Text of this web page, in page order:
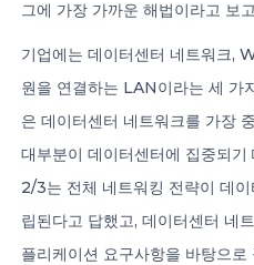
그에 가장 가까운 해법이라고 보
기업에는 데이터센터 네트워크,
원을 연결하는 LAN이라는 세 가
은 데이터센터 네트워크를 가장
대부분이 데이터센터에 집중되기
2/3는 전체 네트워킹 전략이 데
립된다고 답했고, 데이터센터 네
플리케이션 요구사항을 바탕으